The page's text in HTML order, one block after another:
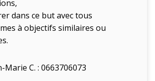
dans ce but avec tous
à objectifs similaires ou
Marie C. : 0663706073